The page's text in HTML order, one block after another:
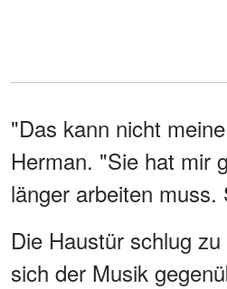
"Das kann nicht
Herman. "Sie hat mir
länger arbeiten muss.
Die Haustür schlug
sich der Musik